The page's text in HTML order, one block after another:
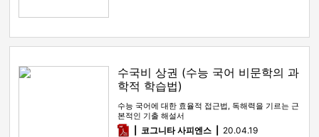
수국비 상권 (수능 국어 비문학의 과
학적 학습법)
수능 국어에 대한 효율적 접근법, 독해력을 기르는 근
본적인 기출 해설서
pdf코그니타 사피엔스 20.04.19